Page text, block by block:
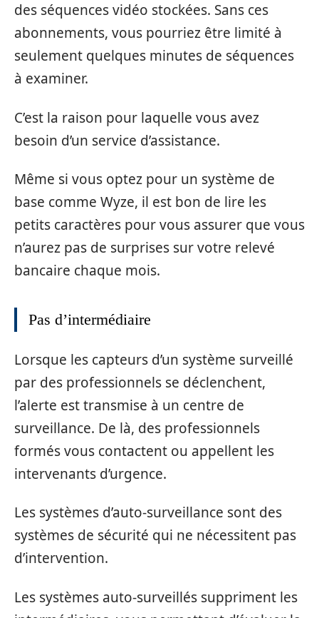
des séquences vidéo stockées. Sans ces
abonnements, vous pourriez être limité à
seulement quelques minutes de séquences
à examiner.
C’est la raison pour laquelle vous avez
besoin d’un service d’assistance.
Même si vous optez pour un système de
base comme Wyze, il est bon de lire les
petits caractères pour vous assurer que vous
n’aurez pas de surprises sur votre relevé
bancaire chaque mois.
Pas d’intermédiaire
Lorsque les capteurs d’un système surveillé
par des professionnels se déclenchent,
l’alerte est transmise à un centre de
surveillance. De là, des professionnels
formés vous contactent ou appellent les
intervenants d’urgence.
Les systèmes d’auto-surveillance sont des
systèmes de sécurité qui ne nécessitent pas
d’intervention.
Les systèmes auto-surveillés suppriment les